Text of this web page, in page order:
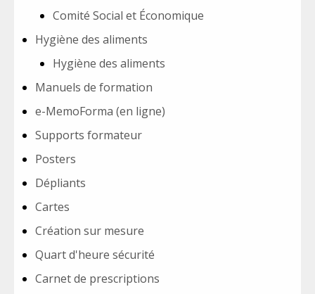
Comité Social et Économique
Hygiène des aliments
Hygiène des aliments
Manuels de formation
e-MemoForma (en ligne)
Supports formateur
Posters
Dépliants
Cartes
Création sur mesure
Quart d'heure sécurité
Carnet de prescriptions